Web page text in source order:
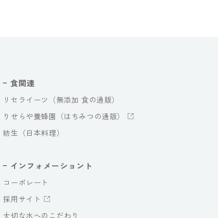
食関連
リセライーツ（無添加 食の通販）
りせらや養蜂園（はちみつの通販）
紡生（日本料理）
インフォメーショント
コーポレート
採用サイト
大切な水へのこだわり